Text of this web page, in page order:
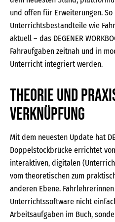
und offen für Erweiterungen.
Unterrichtsbestandteile wie
aktuell – das DEGENER
Fahraufgaben zeitnah und in
Unterricht integriert werden.
Theorie und
Verknüpfung
Mit dem neuesten Update hat
Doppelstockbrücke errichtet
interaktiven, digitalen
vom theoretischen zum
anderen Ebene.
Unterrichtssoftware nicht
Arbeitsaufgaben im Buch,